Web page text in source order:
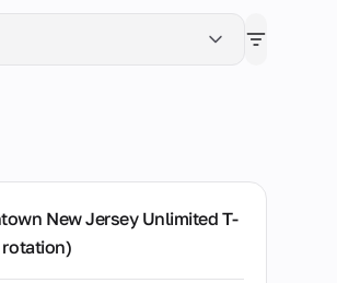
New Jersey Unlimited T-
rotation)